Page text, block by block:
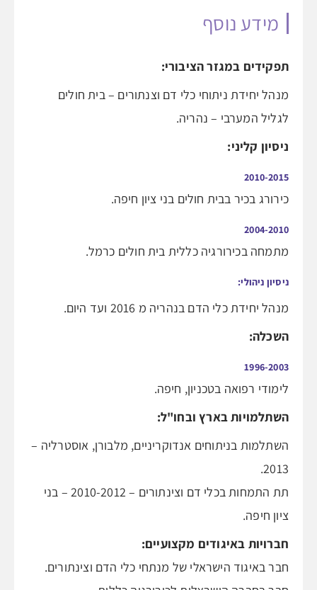
מידע נוסף
תפקידים במגזר הציבורי:
מנהל יחידת ניתוחי כלי דם וצנתורים – בית חולים
לגליל המערבי – נהריה.
ניסיון קליני:
2010-2015
כירורג בכיר בבית חולים בני ציון חיפה.
2004-2010
מתמחה בכירורגיה כללית בית חולים כרמל.
ניסיון ניהולי:
מנהל יחידת כלי הדם בנהריה מ 2016 ועד היום.
השכלה:
1996-2003
לימודי רפואה בטכניון, חיפה.
השתלמויות בארץ ובחו"ל:
השתלמות בניתוחים אנדוקריניים, מלבורן, אוסטרליה –
2013.
תת התמחות בכלי דם וצינתורים – 2010-2012 – בני
ציון חיפה.
חברויות באיגודים מקצועיים:
חבר באיגוד הישראלי של מנתחי כלי הדם וצינתורים.